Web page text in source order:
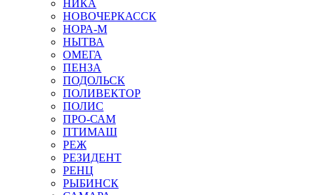
НИКА
НОВОЧЕРКАССК
НОРА-М
НЫТВА
ОМЕГА
ПЕНЗА
ПОДОЛЬСК
ПОЛИВЕКТОР
ПОЛИС
ПРО-САМ
ПТИМАШ
РЕЖ
РЕЗИДЕНТ
РЕНЦ
РЫБИНСК